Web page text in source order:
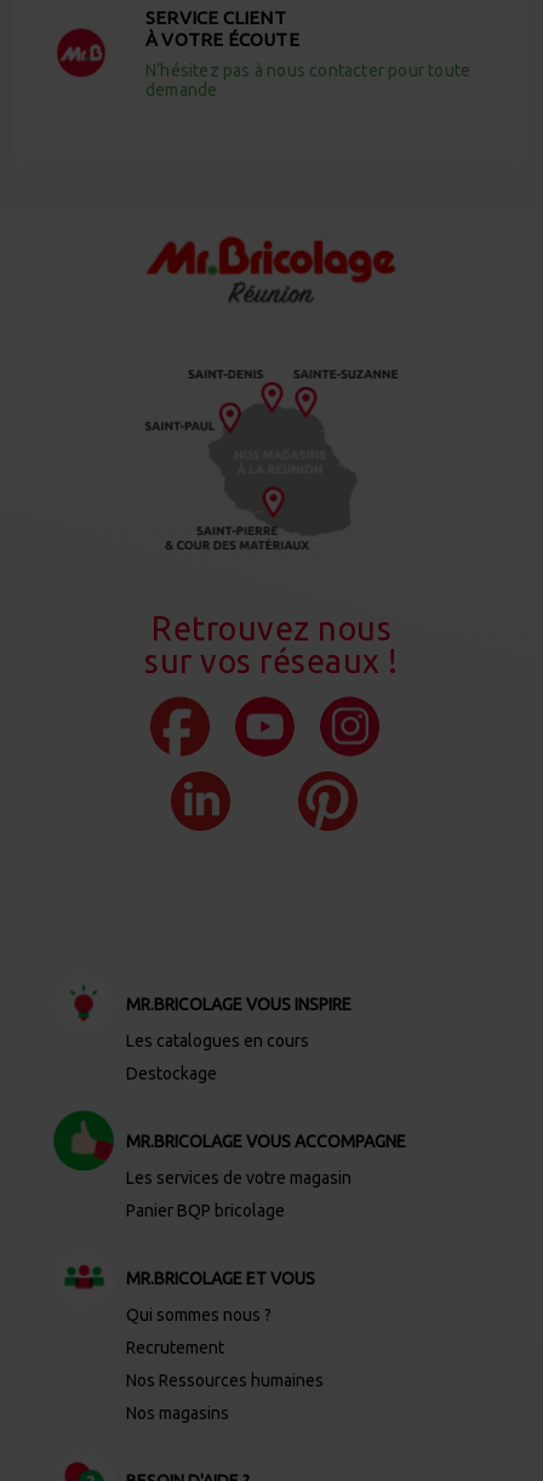
SERVICE CLIENT
À VOTRE ÉCOUTE
N’hésitez pas à nous contacter pour toute
demande
Retrouvez nous
sur vos réseaux !
MR.BRICOLAGE VOUS INSPIRE
Les catalogues en cours
Destockage
MR.BRICOLAGE VOUS ACCOMPAGNE
Les services de votre magasin
Panier BQP bricolage
MR.BRICOLAGE ET VOUS
Qui sommes nous ?
Recrutement
Nos Ressources humaines
Nos magasins